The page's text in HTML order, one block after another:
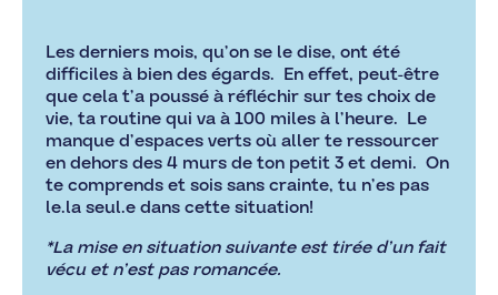
Les derniers mois, qu’on se le dise, ont été
difficiles à bien des égards. En effet, peut-être
que cela t’a poussé à réfléchir sur tes choix de
vie, ta routine qui va à 100 miles à l’heure. Le
manque d’espaces verts où aller te ressourcer
en dehors des 4 murs de ton petit 3 et demi. On
te comprends et sois sans crainte, tu n’es pas
le.la seul.e dans cette situation!
*La mise en situation suivante est tirée d’un fait
vécu et n’est pas romancée.